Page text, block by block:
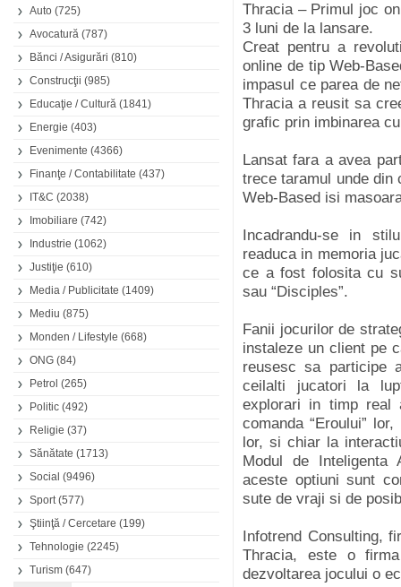
Auto (725)
Avocatură (787)
Bănci / Asigurări (810)
Construcţii (985)
Educaţie / Cultură (1841)
Energie (403)
Evenimente (4366)
Finanţe / Contabilitate (437)
IT&C (2038)
Imobiliare (742)
Industrie (1062)
Justiţie (610)
Media / Publicitate (1409)
Mediu (875)
Monden / Lifestyle (668)
ONG (84)
Petrol (265)
Politic (492)
Religie (37)
Sănătate (1713)
Social (9496)
Sport(577)
Ştiinţă / Cercetare (199)
Tehnologie (2245)
Turism (647)
Thracia – Primul joc
3 luni de la lansare.
Creat pentru a
online de tip Web-
impasul ce parea de
Thracia a reusit sa
grafic prin imbinarea
Lansat fara a avea
trece taramul unde
Web-Based isi
Incadrandu-se in
readuca in memoria
ce a fost folosita cu
sau “Disciples”.
Fanii jocurilor de
instaleze un client pe
reusesc sa participe
ceilalti jucatori la
explorari in timp real
comanda “Eroului”
lor, si chiar la
Modul de Inteligenta
aceste optiuni sunt
sute de vraji si de
Infotrend Consulting,
Thracia, este o
dezvoltarea jocului o